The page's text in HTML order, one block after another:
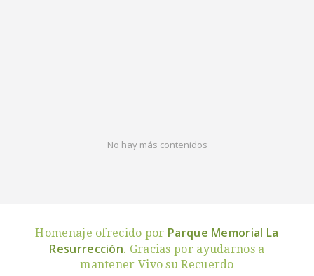
No hay más contenidos
Homenaje ofrecido por Parque Memorial La
Resurrección. Gracias por ayudarnos a
mantener Vivo su Recuerdo